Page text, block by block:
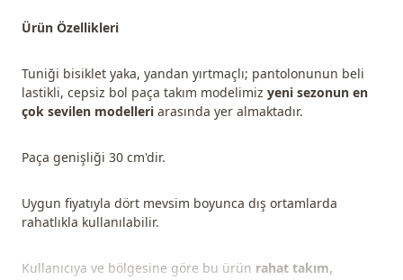
Ürün Özellikleri
Tuniği bisiklet yaka, yandan yırtmaçlı; pantolonunun beli
lastikli, cepsiz bol paça takım modelimiz yeni sezonun en
çok sevilen modelleri arasında yer almaktadır.
Paça genişliği 30 cm'dir.
Uygun fiyatıyla dört mevsim boyunca dış ortamlarda
rahatlıkla kullanılabilir.
Kullanıcıya ve bölgesine göre bu ürün rahat takım,